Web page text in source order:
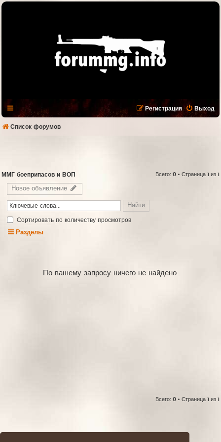
Выход
Регистрация
Список форумов
ММГ боеприпасов и ВОП Всего: 0 • Страница 1 из 1
Новое объявление
Cортировать по количеству просмотров
Разделы
По вашему запросу ничего не найдено.
Всего: 0 • Страница 1 из 1